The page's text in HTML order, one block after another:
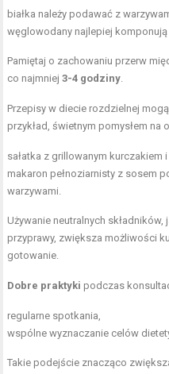
białka należy podawać z
węglowodany najlepiej komponują
Pamiętaj o zachowaniu przerw
co najmniej3-4 godziny
Przepisy w diecie rozdzielnej
przykład, świetnym pomysłem na
sałatka z grillowanym kurczakiem i
makaron pełnoziarnisty z sosem
warzywami.
Używanie neutralnych składników,
przyprawy, zwiększa możliwości
gotowanie.
Dobre praktyki podczas
regularne spotkania,
wspólne wyznaczanie celów
Takie podejście znacząco